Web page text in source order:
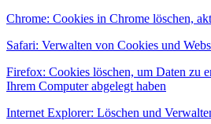
Chrome: Cookies in Chrome löschen,
Safari: Verwalten von Cookies und
Firefox: Cookies löschen, um Daten zu
Ihrem Computer abgelegt haben
Internet Explorer: Löschen und